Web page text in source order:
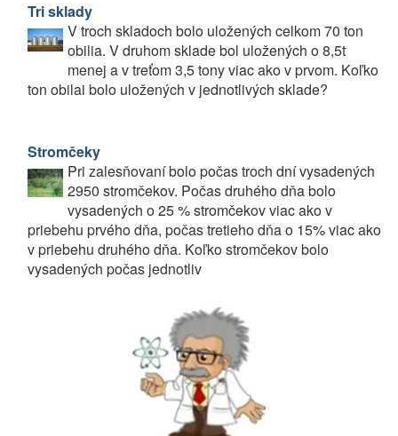
Tri sklady
V troch skladoch bolo uložených celkom 70 ton
obilia. V druhom sklade bol uložených o 8,5t
menej a v treťom 3,5 tony viac ako v prvom. Koľko
ton obilai bolo uložených v jednotlivých sklade?
Stromčeky
Pri zalesňovaní bolo počas troch dní vysadených
2950 stromčekov. Počas druhého dňa bolo
vysadených o 25 % stromčekov viac ako v
priebehu prvého dňa, počas tretieho dňa o 15% viac ako
v priebehu druhého dňa. Koľko stromčekov bolo
vysadených počas jednotliv